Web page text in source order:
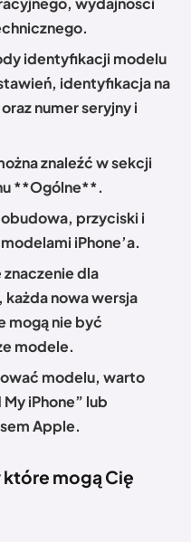
identyfikacji modelu
identyfikacja na
numer seryjny i
znaleźć w sekcji
**Ogólne**.
przyciski i
iPhone’a.
dla
każda nowa wersja
mogą nie być
modele.
modelu, warto
iPhone” lub
Apple.
które mogą Cię